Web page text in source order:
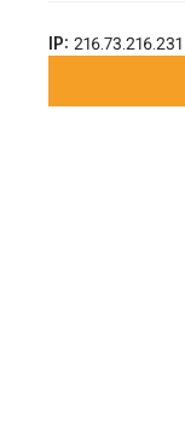
IP: 216.73.216.231